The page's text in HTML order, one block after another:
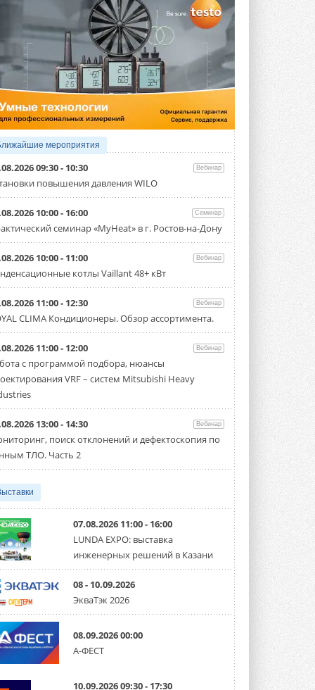
«Датарк» испытал модульный
ЦОД с плотностью 54 кВт на
стойку
Испытания прошли на собственной
производственной площадке и были ...
3 АВГУСТА 2026
Samsung выпускает VRF-
систему DVM на R32
Линейка включает семь типоразмеров
производительностью от 22,4 до 56 кВт.
Суммарная длина трубопроводов ...
3 АВГУСТА 2026
«СиСофт Девелопмент» подвел
итоги конкурса студенческих
проектов «ТИМ-лидеры 2026»
Новый сезон конкурса «ТИМ-лидеры»
стартует уже в сентябре 2026 года ...
3 АВГУСТА 2026
«Русклимат» укрепляет
партнёрство за Уралом
Президент Омского землячества в
Москве Михаил Тимошенко посетил
Омск с трёхдневным рабочим визитом ...
31 ИЮЛЯ 2026
Carrier модернизирует
флагманский чиллер AquaEdge
19XR
Чиллер получил новую версию,
Mitsubishi расширяет
направление систем
охлаждения для ЦОД
США запретили использование
иностранных инверторов
28 июля 2026 года Федеральная
комиссия по связи США (FCC) обновила
свой специальный перечень Covered ...
31 ИЮЛЯ 2026
Уже через месяц в России
можно будет устанавливать
солнечные панели в МКД
С 1 сентября снимается запрет на
микрогенерацию в многоквартирных ...
30 ИЮЛЯ 2026
Канальные вентиляторы с ЕС-
мероприятия
09:30 - 10:30 Вебинар
повышения давления WILO
10:00 - 16:00 Семинар
семинар «MyHeat» в г. Ростов-на-Дону
10:00 - 11:00 Вебинар
котлы Vaillant 48+ кВт
11:00 - 12:30 Вебинар
CLIMA Кондиционеры. Обзор ассортимента.
11:00 - 12:00 Вебинар
с программой подбора, нюансы
VRF – систем Mitsubishi Heavy
13:00 - 14:30 Вебинар
поиск отклонений и дефектоскопия по
ТЛО. Часть 2
07.08.2026 11:00 - 16:00
LUNDA EXPO: выставка
инженерных решений в Казани
08 - 10.09.2026
ЭкваТэк 2026
08.09.2026 00:00
А-ФЕСТ
10.09.2026 09:30 - 17:30